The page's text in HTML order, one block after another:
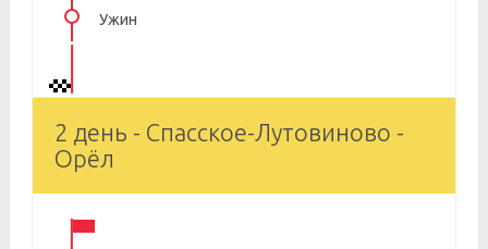
Ужин
2 день - Спасское-Лутовиново -
Орёл